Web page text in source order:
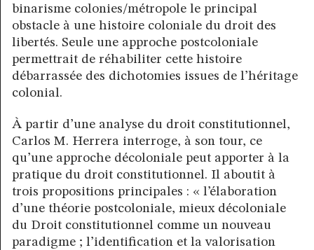
binarisme colonies/métropole le principal
obstacle à une histoire coloniale du droit des
libertés. Seule une approche postcoloniale
permettrait de réhabiliter cette histoire
débarrassée des dichotomies issues de l’héritage
colonial.
À partir d’une analyse du droit constitutionnel,
Carlos M. Herrera interroge, à son tour, ce
qu’une approche décoloniale peut apporter à la
pratique du droit constitutionnel. Il aboutit à
trois propositions principales : « l’élaboration
d’une théorie postcoloniale, mieux décoloniale
du Droit constitutionnel comme un nouveau
paradigme ; l’identification et la valorisation